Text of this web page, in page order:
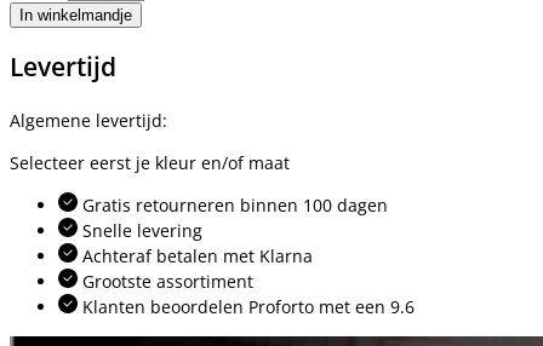
In winkelmandje
Levertijd
Algemene levertijd:
Selecteer eerst je kleur en/of maat
Gratis retourneren binnen 100 dagen
Snelle levering
Achteraf betalen met Klarna
Grootste assortiment
Klanten beoordelen Proforto met een 9.6